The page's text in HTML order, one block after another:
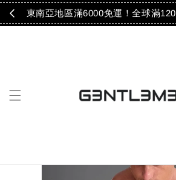
！ 東南亞地區滿6000免運！全球滿